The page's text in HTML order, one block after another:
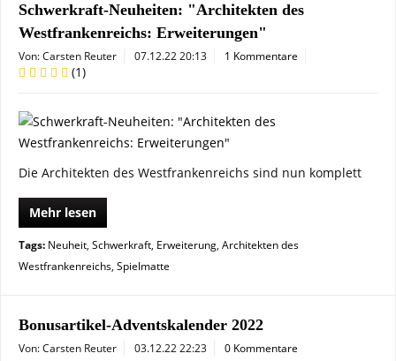
Schwerkraft-Neuheiten: "Architekten des
Westfrankenreichs: Erweiterungen"
Von: Carsten Reuter 07.12.22 20:13 1 Kommentare
(1)
Die Architekten des Westfrankenreichs sind nun komplett
Mehr lesen
Tags: Neuheit, Schwerkraft, Erweiterung, Architekten des
Westfrankenreichs, Spielmatte
Bonusartikel-Adventskalender 2022
Von: Carsten Reuter 03.12.22 22:23 0 Kommentare